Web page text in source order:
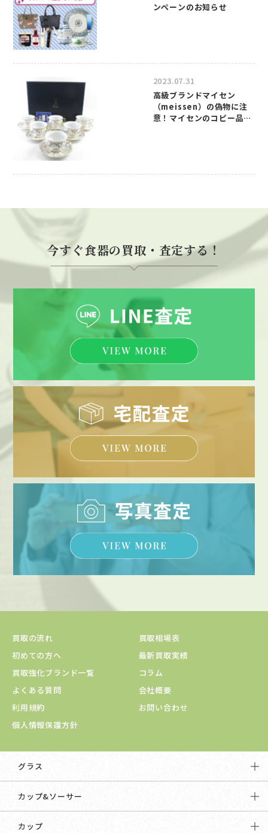
ンペーンのお知らせ
2023.07.31
高級ブランドマイセン
（meissen）の偽物に注
意！マイセンのコピー品の
今すぐ食器の買取・査定する！
買取の流れ
買取相場表
初めての方へ
最新買取実績
買取強化ブランド一覧
コラム
よくある質問
会社概要
利用規約
お問い合わせ
個人情報保護方針
グラス
カップ&ソーサー
カップ